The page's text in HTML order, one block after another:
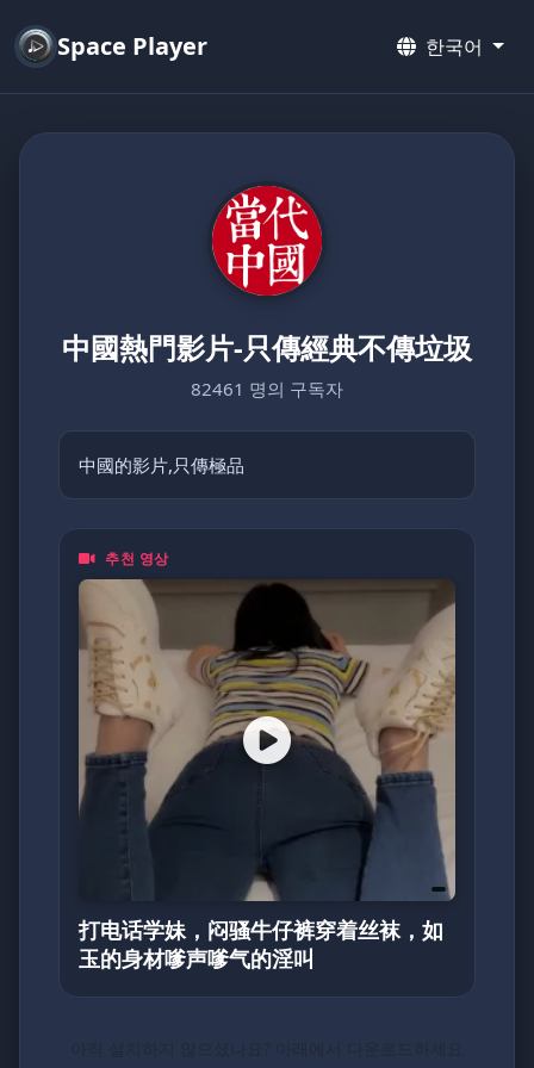
Space Player 한국어
中國熱門影片-只傳經典不傳垃圾
82461 명의 구독자
中國的影片,只傳極品
추천 영상
打电话学妹，闷骚牛仔裤穿着丝袜，如
玉的身材嗲声嗲气的淫叫
아직 설치하지 않으셨나요? 아래에서 다운로드하세요